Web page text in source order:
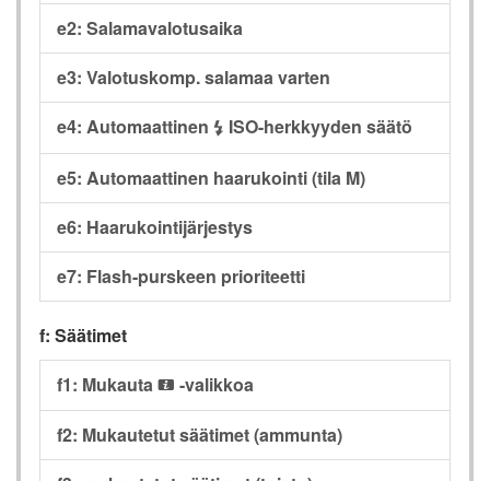
e2: Salamavalotusaika
e3: Valotuskomp. salamaa varten
e4: Automaattinen c ISO-herkkyyden säätö
e5: Automaattinen haarukointi (tila M)
e6: Haarukointijärjestys
e7: Flash-purskeen prioriteetti
f: Säätimet
f1: Mukauta i -valikkoa
f2: Mukautetut säätimet (ammunta)